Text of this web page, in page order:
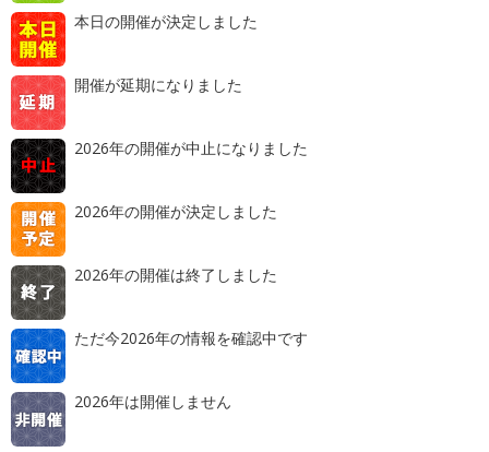
本日の開催が決定しました
開催が延期になりました
2026年の開催が中止になりました
2026年の開催が決定しました
2026年の開催は終了しました
ただ今2026年の情報を確認中です
2026年は開催しません